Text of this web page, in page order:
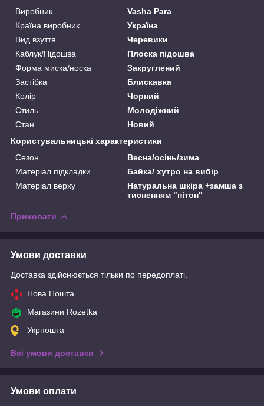
Виробник
Vasha Para
Країна виробник
Україна
Вид взуття
Черевики
Каблук/Підошва
Плоска підошва
Форма миска/носка
Закруглений
Застібка
Блискавка
Колір
Чорний
Стиль
Молодіжний
Стан
Новий
Користувальницькі характеристики
Сезон
Весна/осінь/зима
Матеріал підкладки
Байка/ хутро на вибір
Матеріал верху
Натуральна шкіра +замша з
тисненням "пітон"
Приховати
Умови доставки
Доставка здійснюється тільки по передоплаті.
Нова Пошта
Магазини Rozetka
Укрпошта
Всі умови доставки
Умови оплати